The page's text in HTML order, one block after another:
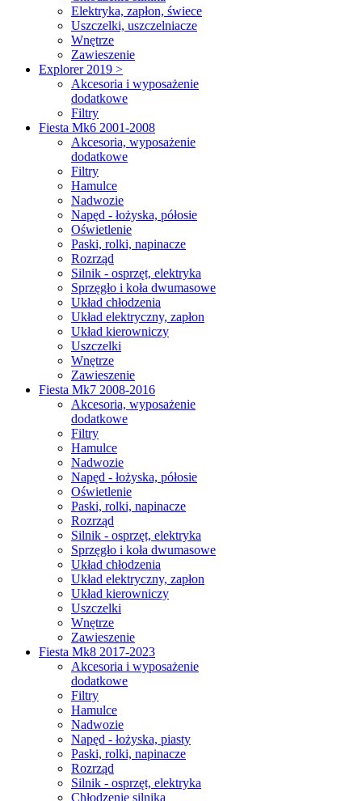
Elektryka, zapłon, świece
Uszczelki, uszczelniacze
Wnętrze
Zawieszenie
Explorer 2019 >
Akcesoria i wyposażenie
dodatkowe
Filtry
Fiesta Mk6 2001-2008
Akcesoria, wyposażenie
dodatkowe
Filtry
Hamulce
Nadwozie
Napęd - łożyska, półosie
Oświetlenie
Paski, rolki, napinacze
Rozrząd
Silnik - osprzęt, elektryka
Sprzęgło i koła dwumasowe
Układ chłodzenia
Układ elektryczny, zapłon
Układ kierowniczy
Uszczelki
Wnętrze
Zawieszenie
Fiesta Mk7 2008-2016
Akcesoria, wyposażenie
dodatkowe
Filtry
Hamulce
Nadwozie
Napęd - łożyska, półosie
Oświetlenie
Paski, rolki, napinacze
Rozrząd
Silnik - osprzęt, elektryka
Sprzęgło i koła dwumasowe
Układ chłodzenia
Układ elektryczny, zapłon
Układ kierowniczy
Uszczelki
Wnętrze
Zawieszenie
Fiesta Mk8 2017-2023
Akcesoria i wyposażenie
dodatkowe
Filtry
Hamulce
Nadwozie
Napęd - łożyska, piasty
Paski, rolki, napinacze
Rozrząd
Silnik - osprzęt, elektryka
Chłodzenie silnika